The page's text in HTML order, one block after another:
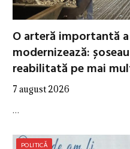
O arteră importantă
modernizează:
reabilitată pe mai
7 august 2026
…
POLITICĂ